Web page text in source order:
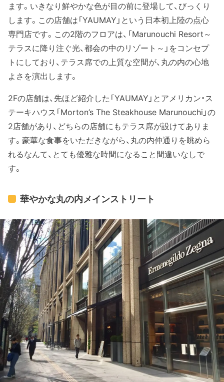
ます。いきなり鮮やかな色が目の前に登場して、びっくり
します。この店舗は「YAUMAY」という日本初上陸の点心
専門店です。この2階のフロアは、「Marunouchi Resort～
テラスに降り注ぐ光、都会の中のリゾート～」をコンセプ
トにしており、テラス席での上質な空間が、丸の内の心地
よさを演出します。
2Fの店舗は、先ほど紹介した「YAUMAY」とアメリカン・ス
テーキハウス「Morton’s The Steakhouse Marunouchi」の
2店舗があり、どちらの店舗にもテラス席が設けてありま
す。豪華な食事をいただきながら、丸の内仲通りを眺めら
れるなんて、とても優雅な時間になること間違いなしで
す。
華やかな丸の内メインストリート